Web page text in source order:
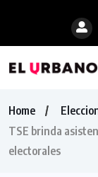
Home
TSE brinda
electorales